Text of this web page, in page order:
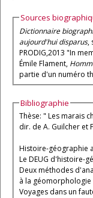
Sources
Dictionnaire
aujourd'hui disparus,
PRODIG,2013 "In memoriam, Raymond Regrain [note biographique]",
Émile Flament,
partie d'un numéro
Bibliographie
Thèse: " Les marais
dir. de A. Guilcher et
Histoire-géographie
Le DEUG d'histoire-
Deux méthodes
à la
Voyages dans un